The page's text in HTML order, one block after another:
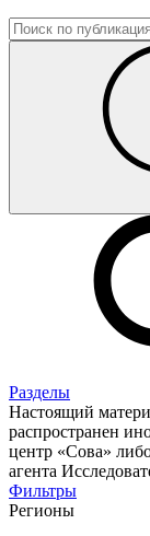
Разделы
Настоящий
распространен
центр «Сова»
агента
Фильтры
Регионы